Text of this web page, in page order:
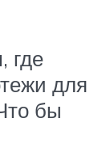
где
для
бы